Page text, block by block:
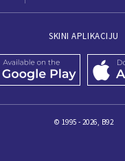
SKINI APLIKACIJU
© 1995 - 2026, B92